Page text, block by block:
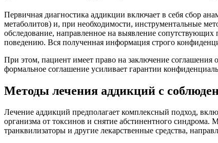
Первичная диагностика аддикции включает в себя сбор
метаболитов) и, при необходимости, инструментальные
обследование, направленное на выявление сопутствующих
поведению. Вся полученная информация строго
При этом, пациент имеет право на заключение
формальное соглашение усиливает гарантии
Методы лечения аддикций с
Лечение аддикций предполагает комплексный подход,
организма от токсинов и снятие абстинентного
транквилизаторы и другие лекарственные средства,